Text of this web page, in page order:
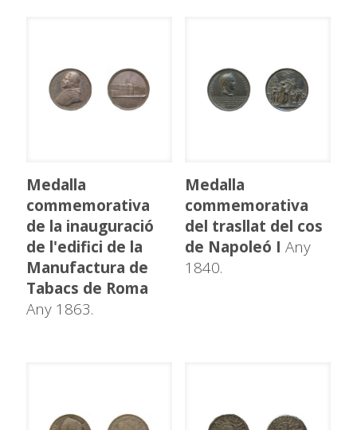
Medalla
commemorativa
de la inauguració
de l'edifici de la
Manufactura de
Tabacs de Roma
Any 1863.
Medalla
commemorativa
del trasllat del cos
de Napoleó I Any
1840.